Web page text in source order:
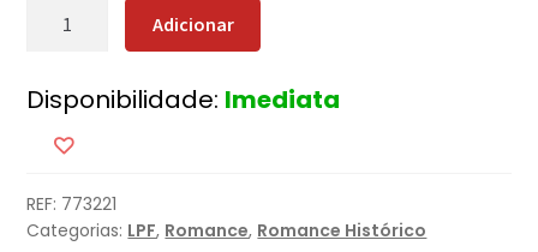
Quantidade
Adicionar
Disponibilidade: Imediata
REF: 773221
Categorias: LPF, Romance, Romance Histórico